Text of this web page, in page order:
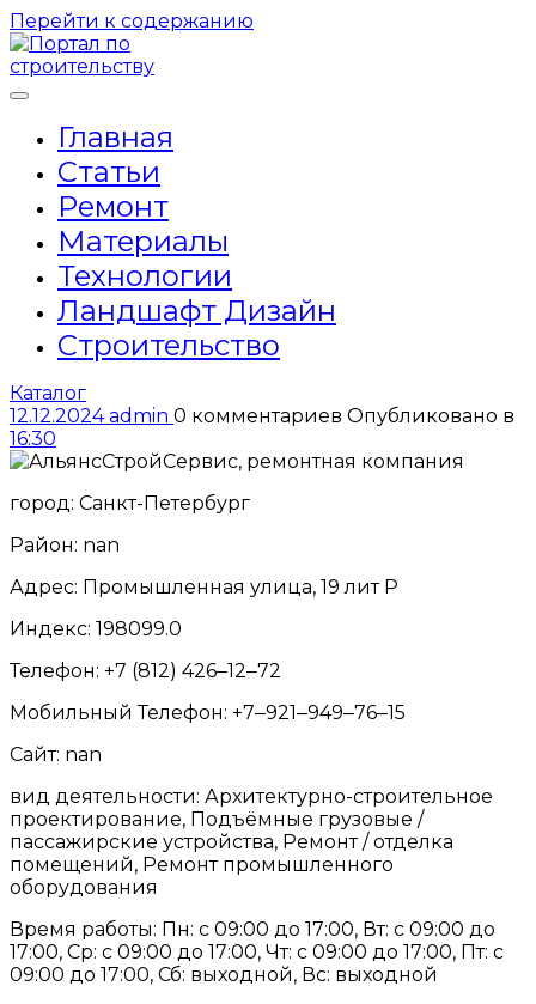
Перейти к содержанию
Главная
Статьи
Ремонт
Материалы
Технологии
Ландшафт Дизайн
Строительство
Каталог
12.12.2024 admin 0 комментариев Опубликовано в
16:30
город: Санкт-Петербург
Район: nan
Адрес: Промышленная улица, 19 лит Р
Индекс: 198099.0
Телефон: +7 (812) 426‒12‒72
Мобильный Телефон: +7‒921‒949‒76‒15
Сайт: nan
вид деятельности: Архитектурно-строительное
проектирование, Подъёмные грузовые /
пассажирские устройства, Ремонт / отделка
помещений, Ремонт промышленного
оборудования
Время работы: Пн: с 09:00 до 17:00, Вт: с 09:00 до
17:00, Ср: с 09:00 до 17:00, Чт: с 09:00 до 17:00, Пт: с
09:00 до 17:00, Сб: выходной, Вс: выходной